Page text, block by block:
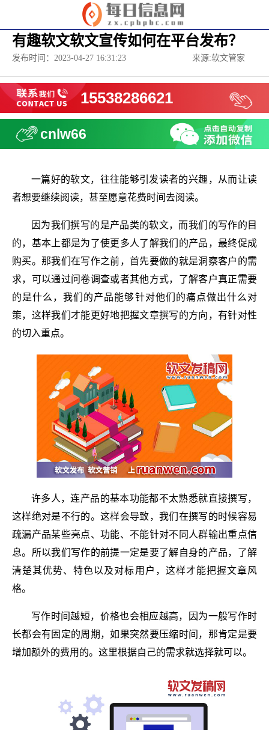
有趣软文软文宣传如何在平台发布？
发布时间：2023-04-27 16:31:23 来源:软文管家
15538286621
cnlw66
一篇好的软文，往往能够引发读者的兴趣，从而让读
者想要继续阅读，甚至愿意花费时间去阅读。
因为我们撰写的是产品类的软文，而我们的写作的目
的，基本上都是为了使更多人了解我们的产品，最终促成
购买。那我们在写作之前，首先要做的就是洞察客户的需
求，可以通过问卷调查或者其他方式，了解客户真正需要
的是什么，我们的产品能够针对他们的痛点做出什么对
策，这样我们才能更好地把握文章撰写的方向，有针对性
的切入重点。
许多人，连产品的基本功能都不太熟悉就直接撰写，
这样绝对是不行的。这样会导致，我们在撰写的时候容易
疏漏产品某些亮点、功能、不能针对不同人群输出重点信
息。所以我们写作的前提一定是要了解自身的产品，了解
清楚其优势、特色以及对标用户，这样才能把握文章风
格。
写作时间越短，价格也会相应越高，因为一般写作时
长都会有固定的周期，如果突然要压缩时间，那肯定是要
增加额外的费用的。这里根据自己的需求就选择就可以。